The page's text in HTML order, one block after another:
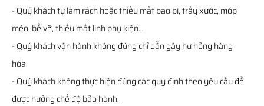
- Quý khách tự làm rách hoặc thiếu mất bao bì, trầy xước, móp
méo, bể vỡ, thiếu mất linh phụ kiện…
- Quý khách vận hành không đúng chỉ dẫn gây hư hỏng hàng
hóa.
- Quý khách không thực hiện đúng các quy định theo yêu cầu để
được hưởng chế độ bảo hành.